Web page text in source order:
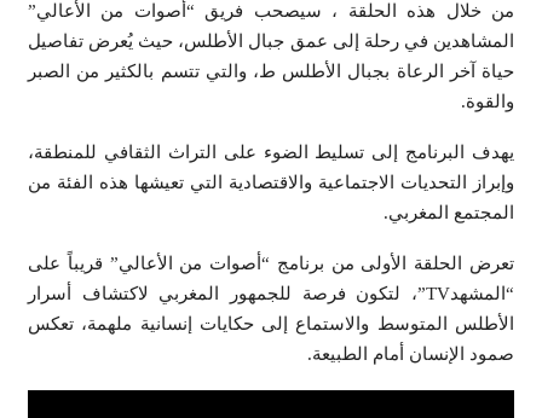
من خلال هذه الحلقة ، سيصحب فريق “أصوات من الأعالي”
المشاهدين في رحلة إلى عمق جبال الأطلس، حيث يُعرض تفاصيل
حياة آخر الرعاة بجبال الأطلس ط، والتي تتسم بالكثير من الصبر
والقوة.
يهدف البرنامج إلى تسليط الضوء على التراث الثقافي للمنطقة،
وإبراز التحديات الاجتماعية والاقتصادية التي تعيشها هذه الفئة من
المجتمع المغربي.
تعرض الحلقة الأولى من برنامج “أصوات من الأعالي” قريباً على
“المشهدTV”، لتكون فرصة للجمهور المغربي لاكتشاف أسرار
الأطلس المتوسط والاستماع إلى حكايات إنسانية ملهمة، تعكس
صمود الإنسان أمام الطبيعة.